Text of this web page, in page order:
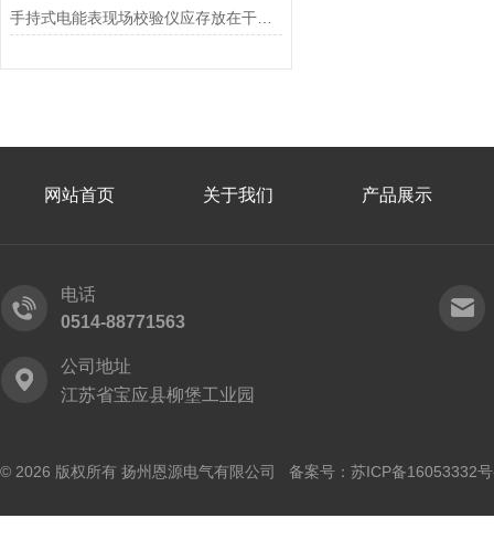
手持式电能表现场校验仪应存放在干燥、阴凉的地方
网站首页 关于我们 产品展示
电话
0514-88771563
公司地址
江苏省宝应县柳堡工业园
© 2026 版权所有 扬州恩源电气有限公司 备案号： 苏ICP备16053332